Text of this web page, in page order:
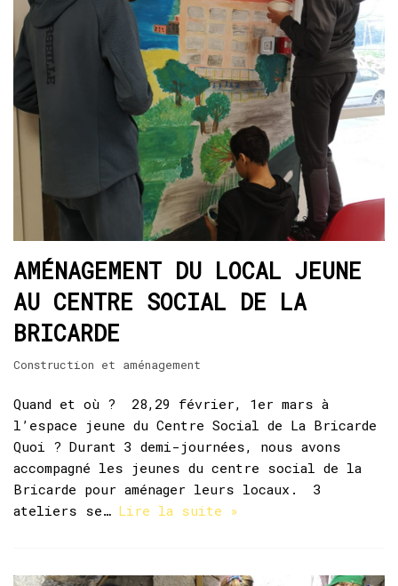
AMÉNAGEMENT DU LOCAL JEUNE
AU CENTRE SOCIAL DE LA
BRICARDE
Construction et aménagement
Quand et où ? 28,29 février, 1er mars à
l’espace jeune du Centre Social de La Bricarde
Quoi ? Durant 3 demi-journées, nous avons
accompagné les jeunes du centre social de la
Bricarde pour aménager leurs locaux. 3
ateliers se… Lire la suite »